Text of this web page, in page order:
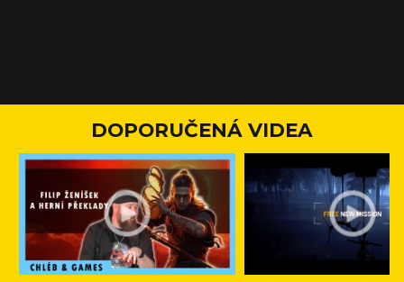
DOPORUČENÁ VIDEA